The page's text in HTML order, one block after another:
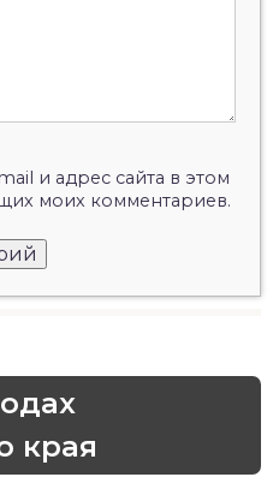
и адрес сайта в этом
моих комментариев.
края